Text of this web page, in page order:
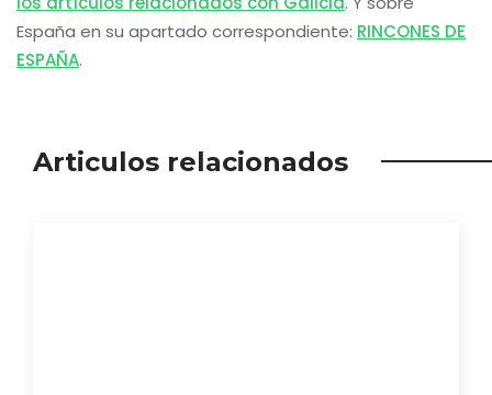
España en su apartado correspondiente: RINCONES DE
ESPAÑA.
Articulos relacionados